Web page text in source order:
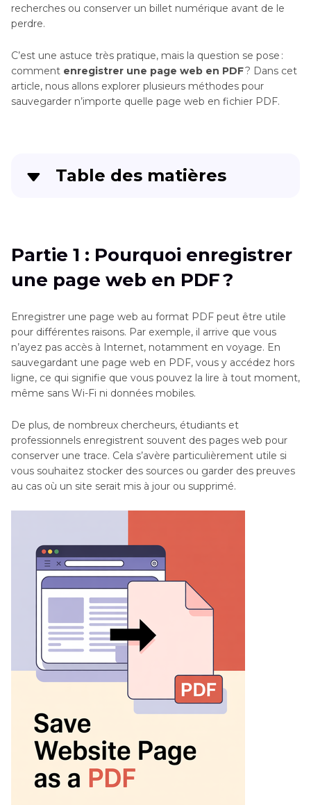
recherches ou conserver un billet numérique avant de le
perdre.
C’est une astuce très pratique, mais la question se pose :
comment enregistrer une page web en PDF? Dans cet
article, nous allons explorer plusieurs méthodes pour
sauvegarder n’importe quelle page web en fichier PDF.
Table des matières
Partie 2: Comment enregistrer des pages web
en PDF sur différentes plateformes
Partie 3 : Améliorer la qualité des PDF avec
HitPaw FotorPea (NOUVEAU !)
Partie 4: FAQ sur l’enregistrement et
l’amélioration des fichiers PDF
Partie 1 : Pourquoi enregistrer
une page web en PDF ?
Enregistrer une page web au format PDF peut être utile
pour différentes raisons. Par exemple, il arrive que vous
n’ayez pas accès à Internet, notamment en voyage. En
sauvegardant une page web en PDF, vous y accédez hors
ligne, ce qui signifie que vous pouvez la lire à tout moment,
même sans Wi-Fi ni données mobiles.
De plus, de nombreux chercheurs, étudiants et
professionnels enregistrent souvent des pages web pour
conserver une trace. Cela s’avère particulièrement utile si
vous souhaitez stocker des sources ou garder des preuves
au cas où un site serait mis à jour ou supprimé.